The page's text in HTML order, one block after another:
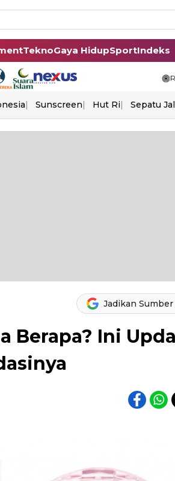
TeknoGaya HidupSportIndeks
Sunscreen Hut Ri Sepatu
Jadikan
Berapa? Ini